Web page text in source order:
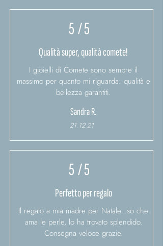
5/ 5
Qualità super, qualità comete!
I gioielli di Comete sono sempre il
massimo per quanto mi riguarda: qualità e
bellezza garantiti.
Sandra R.
21.12.21
5/ 5
Perfetto per regalo
Il regalo a mia madre per Natale...so che
ama le perle, lo ha trovato splendido.
Consegna veloce grazie.